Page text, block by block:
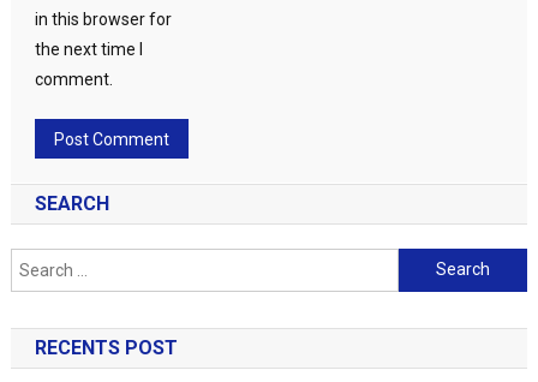
in this browser for
the next time I
comment.
SEARCH
Search
for:
RECENTS POST